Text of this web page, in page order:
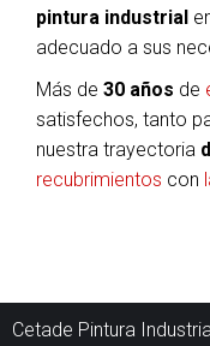
pintura industrial
adecuado a sus
Más de 30 años de
satisfechos, tanto
nuestra trayectoria
recubrimientos con
Cetade Pintura